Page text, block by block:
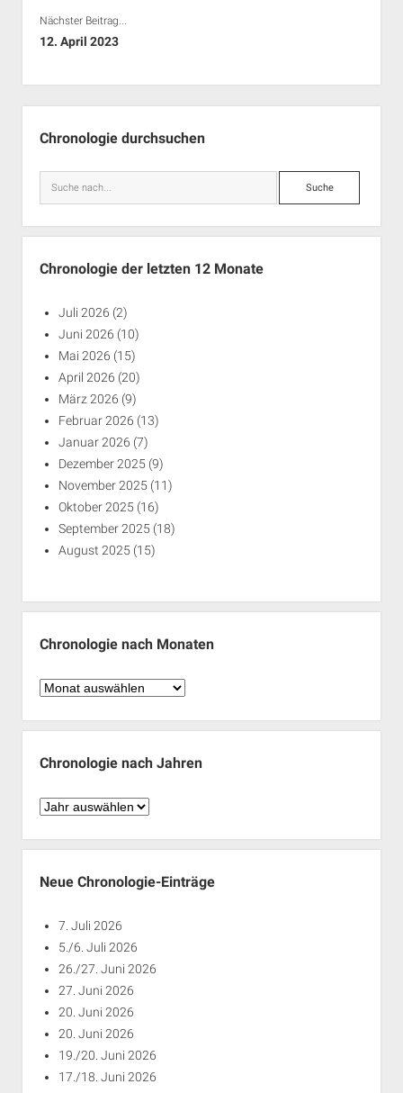
Nächster Beitrag...
12. April 2023
Chronologie durchsuchen
Suche
Chronologie der letzten 12 Monate
Juli 2026 (2)
Juni 2026 (10)
Mai 2026 (15)
April 2026 (20)
März 2026 (9)
Februar 2026 (13)
Januar 2026 (7)
Dezember 2025 (9)
November 2025 (11)
Oktober 2025 (16)
September 2025 (18)
August 2025 (15)
Chronologie nach Monaten
Chronologie
Monaten
Chronologie nach Jahren
Chronologie
Jahren
Neue Chronologie-Einträge
7. Juli 2026
5./6. Juli 2026
26./27. Juni 2026
27. Juni 2026
20. Juni 2026
20. Juni 2026
19./20. Juni 2026
17./18. Juni 2026